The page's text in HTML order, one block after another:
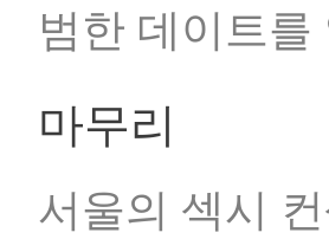
범한 데이트
마무리
서울의 섹시